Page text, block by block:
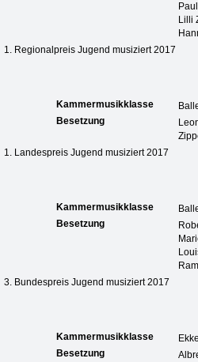
Lilli
1. Regionalpreis Jugend musiziert 2017
Kammermusikklasse
Besetzung
1. Landespreis Jugend musiziert 2017
Kammermusikklasse
Besetzung
3. Bundespreis Jugend musiziert 2017
Kammermusikklasse
Besetzung